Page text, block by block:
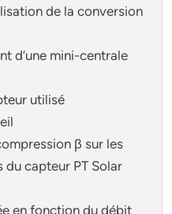
de la conversion
d’une mini-centrale
utilisé
β sur les
capteur PT Solar
en fonction du débit